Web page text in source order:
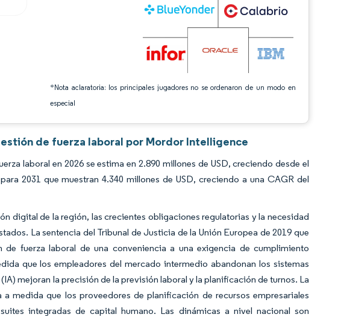
*Nota aclaratoria: los principales jugadores no se ordenaron de un modo en
especial
de fuerza laboral por Mordor Intelligence
laboral en 2026 se estima en 2.890 millones de USD, creciendo desde el
2031 que muestran 4.340 millones de USD, creciendo a una CAGR del
digital de la región, las crecientes obligaciones regulatorias y la necesidad
La sentencia del Tribunal de Justicia de la Unión Europea de 2019 que
fuerza laboral de una conveniencia a una exigencia de cumplimiento
que los empleadores del mercado intermedio abandonan los sistemas
mejoran la precisión de la previsión laboral y la planificación de turnos. La
medida que los proveedores de planificación de recursos empresariales
integradas de capital humano. Las dinámicas a nivel nacional son